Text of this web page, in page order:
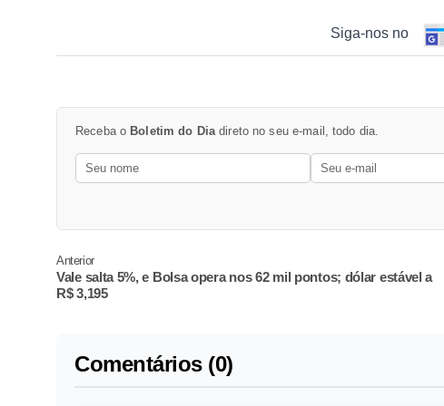
Siga-nos no
Receba o Boletim do Diadireto no seu e-mail, todo dia.
Anterior
Vale salta 5%, e Bolsa opera nos 62 mil pontos; dólar estável a
R$ 3,195
Comentários (0)